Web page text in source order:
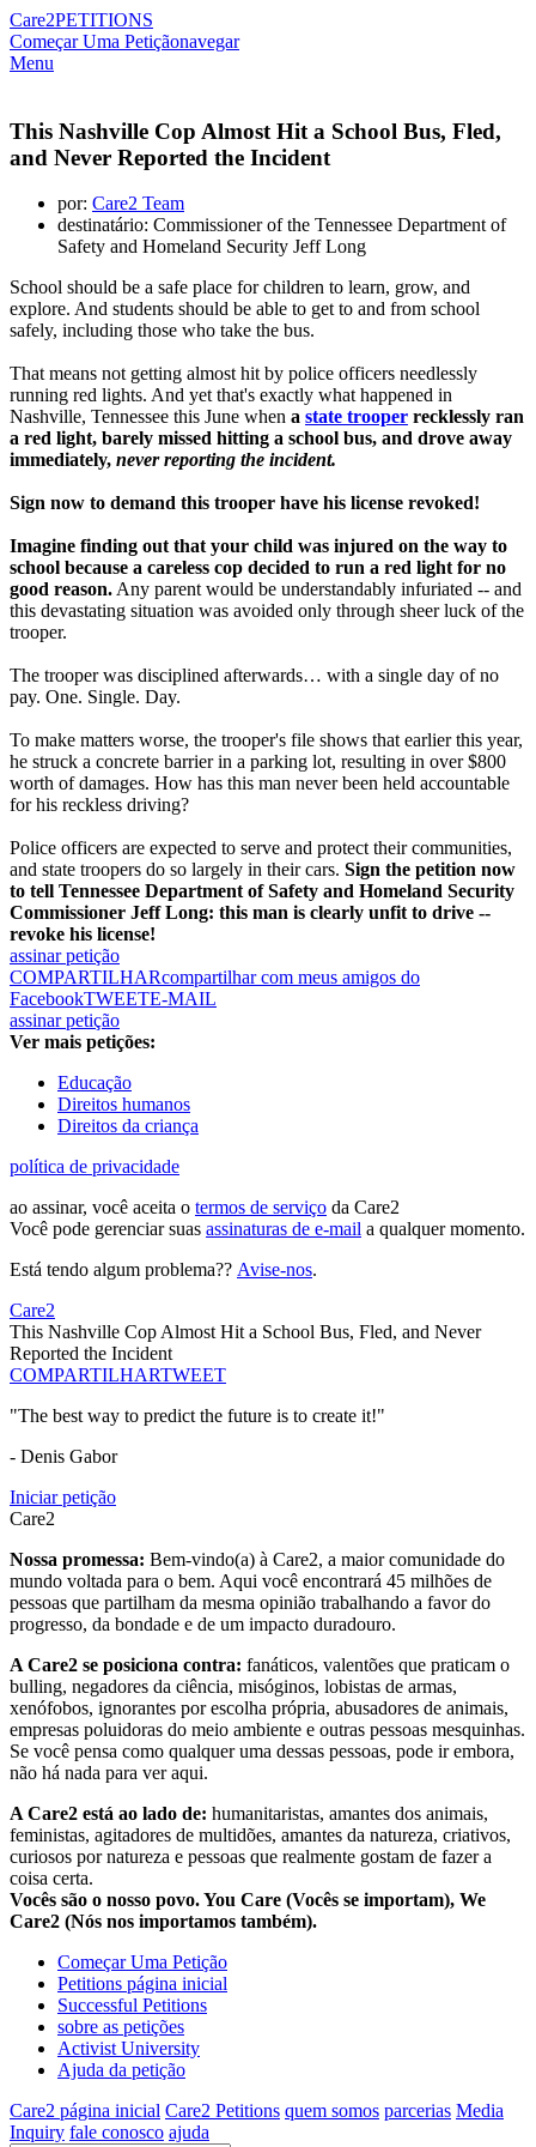
Care2PETITIONS
Começar Uma Petiçãonavegar
Menu
This Nashville Cop Almost Hit a School Bus, Fled,
and Never Reported the Incident
por: Care2 Team
destinatário: Commissioner of the Tennessee Department of
Safety and Homeland Security Jeff Long
School should be a safe place for children to learn, grow, and
explore. And students should be able to get to and from school
safely, including those who take the bus.
That means not getting almost hit by police officers needlessly
running red lights. And yet that's exactly what happened in
Nashville, Tennessee this June when a state trooper recklessly ran
a red light, barely missed hitting a school bus, and drove away
immediately, never reporting the incident.
Sign now to demand this trooper have his license revoked!
Imagine finding out that your child was injured on the way to
school because a careless cop decided to run a red light for no
good reason.Any parent would be understandably infuriated -- and
this devastating situation was avoided only through sheer luck of the
trooper.
The trooper was disciplined afterwards… with a single day of no
pay. One. Single. Day.
To make matters worse, the trooper's file shows that earlier this year,
he struck a concrete barrier in a parking lot, resulting in over $800
worth of damages. How has this man never been held accountable
for his reckless driving?
Police officers are expected to serve and protect their communities,
and state troopers do so largely in their cars. Sign the petition now
to tell Tennessee Department of Safety and Homeland Security
Commissioner Jeff Long: this man is clearly unfit to drive --
revoke his license!
assinar petição
COMPARTILHARcompartilhar com meus amigos do
FacebookTWEETE-MAIL
assinar petição
Ver mais petições:
Educação
Direitos humanos
Direitos da criança
política de privacidade
ao assinar, você aceita o termos de serviço da Care2
Você pode gerenciar suas assinaturas de e-mail a qualquer momento.
Está tendo algum problema?? Avise-nos.
Care2
This Nashville Cop Almost Hit a School Bus, Fled, and Never
Reported the Incident
COMPARTILHARTWEET
"The best way to predict the future is to create it!"
- Denis Gabor
Iniciar petição
Care2
Nossa promessa: Bem-vindo(a) à Care2, a maior comunidade do
mundo voltada para o bem. Aqui você encontrará 45 milhões de
pessoas que partilham da mesma opinião trabalhando a favor do
progresso, da bondade e de um impacto duradouro.
A Care2 se posiciona contra: fanáticos, valentões que praticam o
bulling, negadores da ciência, misóginos, lobistas de armas,
xenófobos, ignorantes por escolha própria, abusadores de animais,
empresas poluidoras do meio ambiente e outras pessoas mesquinhas.
Se você pensa como qualquer uma dessas pessoas, pode ir embora,
não há nada para ver aqui.
A Care2 está ao lado de: humanitaristas, amantes dos animais,
feministas, agitadores de multidões, amantes da natureza, criativos,
curiosos por natureza e pessoas que realmente gostam de fazer a
coisa certa.
Vocês são o nosso povo. You Care (Vocês se importam), We
Care2 (Nós nos importamos também).
Começar Uma Petição
Petitions página inicial
Successful Petitions
sobre as petições
Activist University
Ajuda da petição
Care2 página inicial Care2 Petitions quem somos parcerias Media
Inquiry fale conosco ajuda